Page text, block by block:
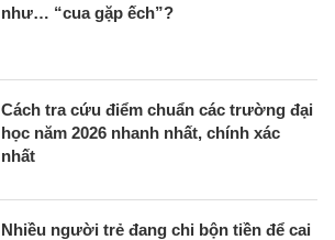
như… “cua gặp ếch”?
Cách tra cứu điểm chuẩn các trường đại
học năm 2026 nhanh nhất, chính xác
nhất
Nhiều người trẻ đang chi bộn tiền để cai